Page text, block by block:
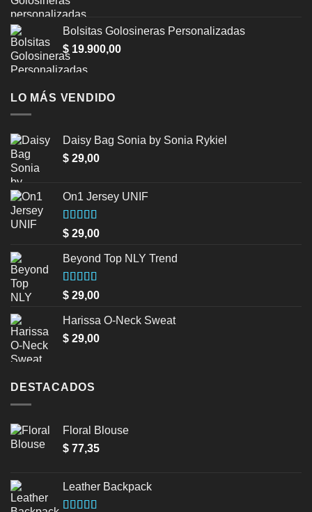
Bolsitas Golosineras Personalizadas
$ 19.900,00
LO MÁS VENDIDO
Daisy Bag Sonia by Sonia Rykiel
$ 29,00
On1 Jersey UNIF
Valorado en
5.00
de 5
$ 29,00
Beyond Top NLY Trend
Valorado
en
3.50
de 5
$ 29,00
Harissa O-Neck Sweat
$ 29,00
DESTACADOS
Floral Blouse
$ 77,35
Leather Backpack